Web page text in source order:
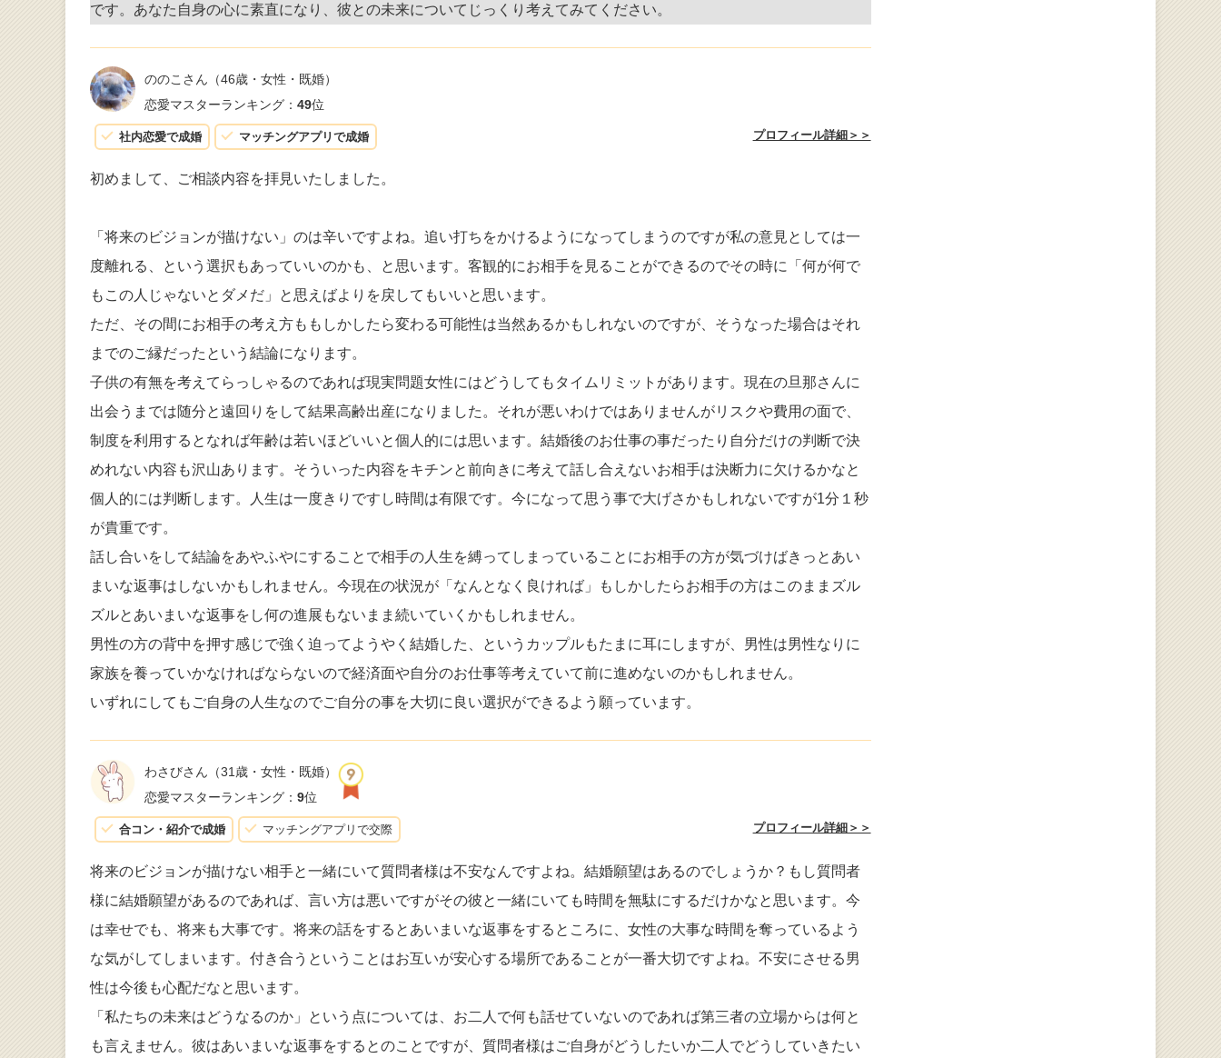
です。あなた自身の心に素直になり、彼との未来についてじっくり考えてみてください。
ののこさん （46歳・女性・既婚）
恋愛マスターランキング： 49位
社内恋愛で成婚 マッチングアプリで成婚 プロフィール詳細＞＞
初めまして、ご相談内容を拝見いたしました。
「将来のビジョンが描けない」のは辛いですよね。追い打ちをかけるようになってしまうのですが私の意見としては一
度離れる、という選択もあっていいのかも、と思います。客観的にお相手を見ることができるのでその時に「何が何で
もこの人じゃないとダメだ」と思えばよりを戻してもいいと思います。
ただ、その間にお相手の考え方ももしかしたら変わる可能性は当然あるかもしれないのですが、そうなった場合はそれ
までのご縁だったという結論になります。
子供の有無を考えてらっしゃるのであれば現実問題女性にはどうしてもタイムリミットがあります。現在の旦那さんに
出会うまでは随分と遠回りをして結果高齢出産になりました。それが悪いわけではありませんがリスクや費用の面で、
制度を利用するとなれば年齢は若いほどいいと個人的には思います。結婚後のお仕事の事だったり自分だけの判断で決
めれない内容も沢山あります。そういった内容をキチンと前向きに考えて話し合えないお相手は決断力に欠けるかなと
個人的には判断します。人生は一度きりですし時間は有限です。今になって思う事で大げさかもしれないですが1分１秒
が貴重です。
話し合いをして結論をあやふやにすることで相手の人生を縛ってしまっていることにお相手の方が気づけばきっとあい
まいな返事はしないかもしれません。今現在の状況が「なんとなく良ければ」もしかしたらお相手の方はこのままズル
ズルとあいまいな返事をし何の進展もないまま続いていくかもしれません。
男性の方の背中を押す感じで強く迫ってようやく結婚した、というカップルもたまに耳にしますが、男性は男性なりに
家族を養っていかなければならないので経済面や自分のお仕事等考えていて前に進めないのかもしれません。
いずれにしてもご自身の人生なのでご自分の事を大切に良い選択ができるよう願っています。
わさびさん （31歳・女性・既婚）
恋愛マスターランキング： 9位
合コン・紹介で成婚 マッチングアプリで交際 プロフィール詳細＞＞
将来のビジョンが描けない相手と一緒にいて質問者様は不安なんですよね。結婚願望はあるのでしょうか？もし質問者
様に結婚願望があるのであれば、言い方は悪いですがその彼と一緒にいても時間を無駄にするだけかなと思います。今
は幸せでも、将来も大事です。将来の話をするとあいまいな返事をするところに、女性の大事な時間を奪っているよう
な気がしてしまいます。付き合うということはお互いが安心する場所であることが一番大切ですよね。不安にさせる男
性は今後も心配だなと思います。
「私たちの未来はどうなるのか」という点については、お二人で何も話せていないのであれば第三者の立場からは何と
も言えません。彼はあいまいな返事をするとのことですが、質問者様はご自身がどうしたいか二人でどうしていきたい